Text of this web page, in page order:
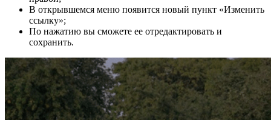
В открывшемся меню появится новый пункт «Изменить
ссылку»;
По нажатию вы сможете ее отредактировать и
сохранить.